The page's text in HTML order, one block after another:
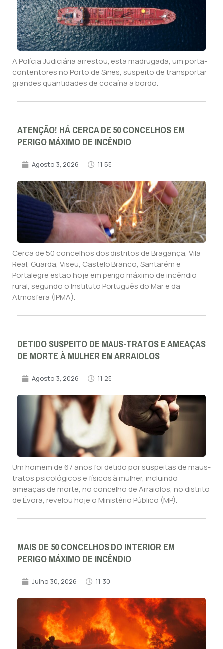
A Polícia Judiciária arrestou, esta madrugada, um porta-
contentores no Porto de Sines, suspeito de transportar
grandes quantidades de cocaína a bordo.
ATENÇÃO! HÁ CERCA DE 50 CONCELHOS EM
PERIGO MÁXIMO DE INCÊNDIO
Agosto 3, 2026 11:55
Cerca de 50 concelhos dos distritos de Bragança, Vila
Real, Guarda, Viseu, Castelo Branco, Santarém e
Portalegre estão hoje em perigo máximo de incêndio
rural, segundo o Instituto Português do Mar e da
Atmosfera (IPMA).
DETIDO SUSPEITO DE MAUS-TRATOS E AMEAÇAS
DE MORTE À MULHER EM ARRAIOLOS
Agosto 3, 2026 11:25
Um homem de 67 anos foi detido por suspeitas de maus-
tratos psicológicos e físicos à mulher, incluindo
ameaças de morte, no concelho de Arraiolos, no distrito
de Évora, revelou hoje o Ministério Público (MP).
MAIS DE 50 CONCELHOS DO INTERIOR EM
PERIGO MÁXIMO DE INCÊNDIO
Julho 30, 2026 11:30